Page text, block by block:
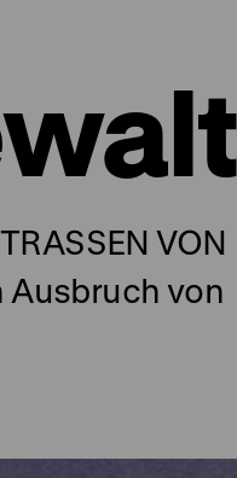
VON
Ausbruch von